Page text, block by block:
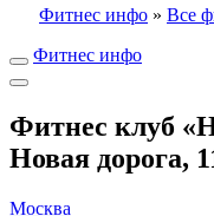
Фитнес инфо » Все
Фитнес инфо
Фитнес клуб
Новая дорога,
Москва